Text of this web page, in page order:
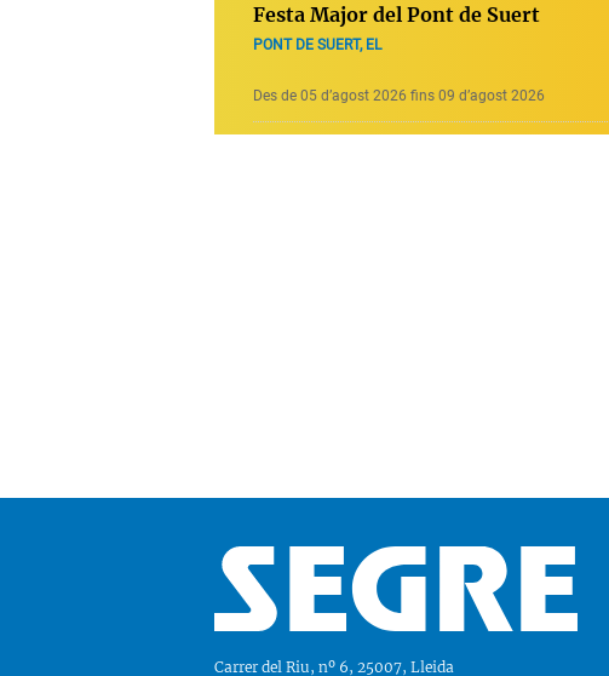
Festa Major del Pont de Suert
PONT DE SUERT, EL
Des de 05 d’agost 2026 fins 09 d’agost 2026
Carrer del Riu, nº 6, 25007, Lleida